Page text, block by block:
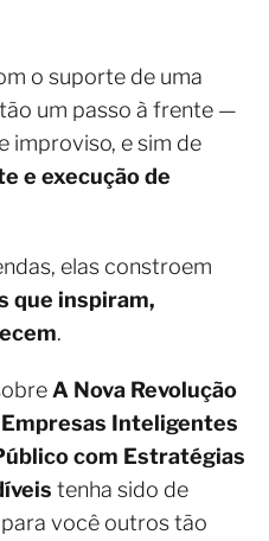
o suporte de uma
um passo à frente —
improviso, e sim de
e execução de
elas constroem
que inspiram,
.
A Nova Revolução
Inteligentes
com Estratégias
tenha sido de
você outros tão